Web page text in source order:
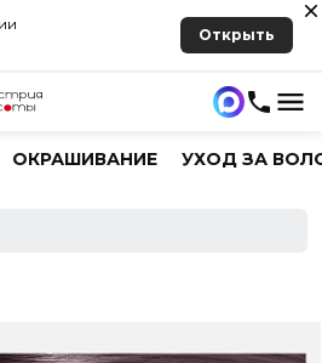
Открыть
ОКРАШИВАНИЕ УХОД ЗА